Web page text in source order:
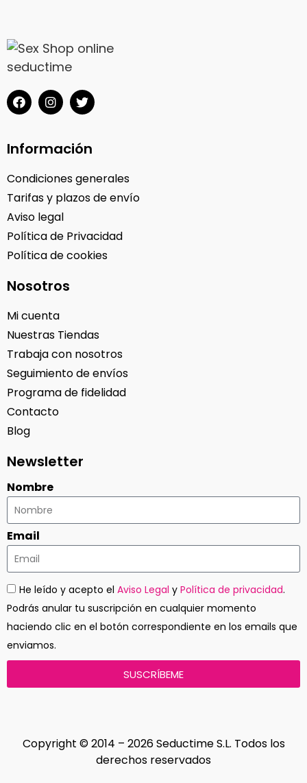
Información
Condiciones generales
Tarifas y plazos de envío
Aviso legal
Política de Privacidad
Política de cookies
Nosotros
Mi cuenta
Nuestras Tiendas
Trabaja con nosotros
Seguimiento de envíos
Programa de fidelidad
Contacto
Blog
Newsletter
Nombre
Email
He leído y acepto el Aviso Legal y Política de privacidad.
Podrás anular tu suscripción en cualquier momento
haciendo clic en el botón correspondiente en los emails que
enviamos.
SUSCRÍBEME
Copyright © 2014 – 2026 Seductime S.L. Todos los
derechos reservados